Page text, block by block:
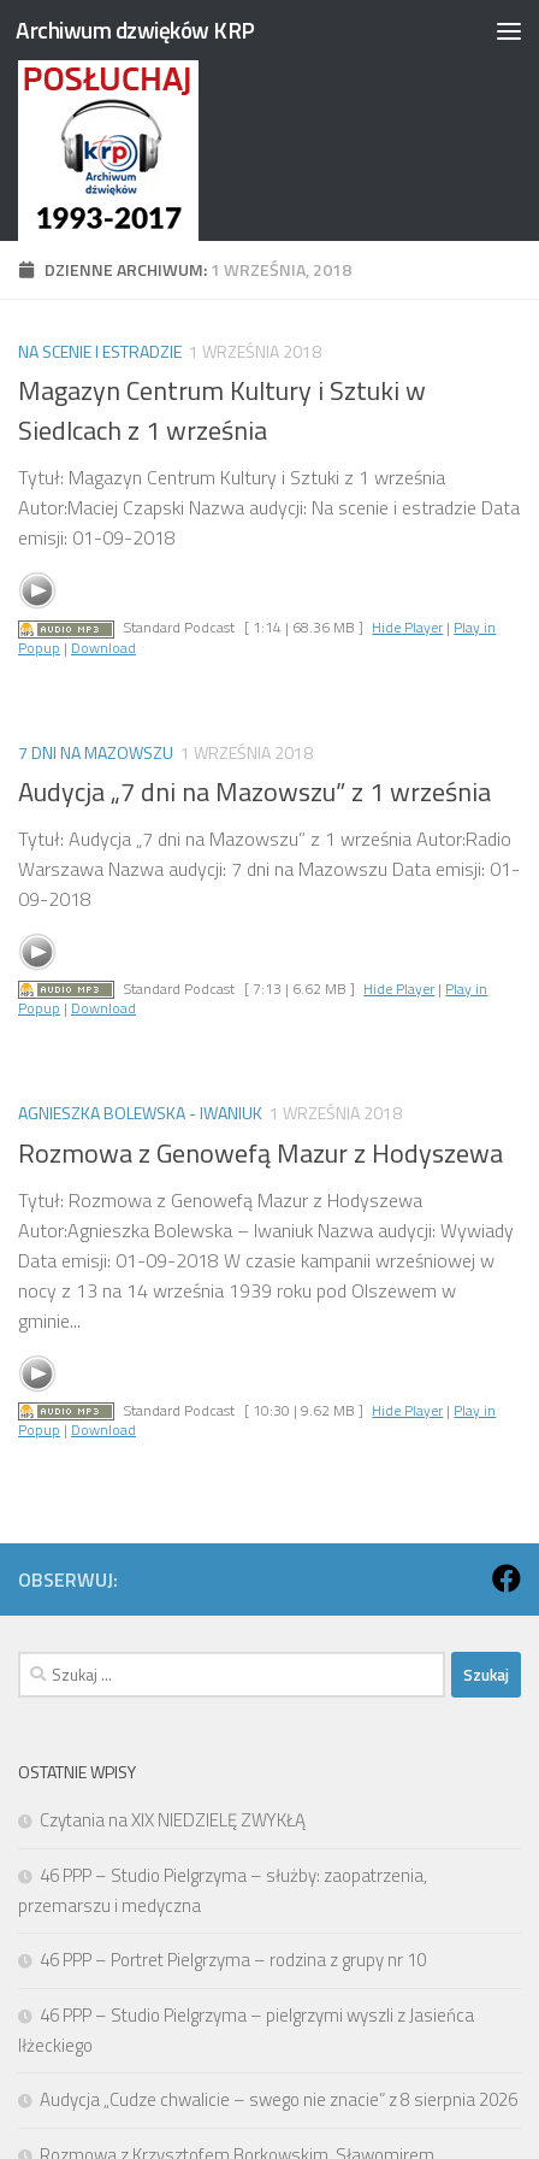
Przejdź do treści
Archiwum dzwięków KRP
DZIENNE ARCHIWUM:1 WRZEŚNIA, 2018
NA SCENIE I ESTRADZIE 1 WRZEŚNIA 2018
Magazyn Centrum Kultury i Sztuki w
Siedlcach z 1 września
Tytuł: Magazyn Centrum Kultury i Sztuki z 1 września
Autor:Maciej Czapski Nazwa audycji: Na scenie i estradzie Data
emisji: 01-09-2018
Standard Podcast [ 1:14 | 68.36 MB ] Hide Player | Play in
Popup | Download
7 DNI NA MAZOWSZU 1 WRZEŚNIA 2018
Audycja „7 dni na Mazowszu” z 1 września
Tytuł: Audycja „7 dni na Mazowszu” z 1 września Autor:Radio
Warszawa Nazwa audycji: 7 dni na Mazowszu Data emisji: 01-
09-2018
Standard Podcast [ 7:13 | 6.62 MB ] Hide Player | Play in
Popup | Download
AGNIESZKA BOLEWSKA - IWANIUK 1 WRZEŚNIA 2018
Rozmowa z Genowefą Mazur z Hodyszewa
Tytuł: Rozmowa z Genowefą Mazur z Hodyszewa
Autor:Agnieszka Bolewska – Iwaniuk Nazwa audycji: Wywiady
Data emisji: 01-09-2018 W czasie kampanii wrześniowej w
nocy z 13 na 14 września 1939 roku pod Olszewem w
gminie...
Standard Podcast [ 10:30 | 9.62 MB ] Hide Player | Play in
Popup | Download
OBSERWUJ:
Szukaj:
OSTATNIE WPISY
Czytania na XIX NIEDZIELĘ ZWYKŁĄ
46 PPP – Studio Pielgrzyma – służby: zaopatrzenia,
przemarszu i medyczna
46 PPP – Portret Pielgrzyma – rodzina z grupy nr 10
46 PPP – Studio Pielgrzyma – pielgrzymi wyszli z Jasieńca
Iłżeckiego
Audycja „Cudze chwalicie – swego nie znacie” z 8 sierpnia 2026